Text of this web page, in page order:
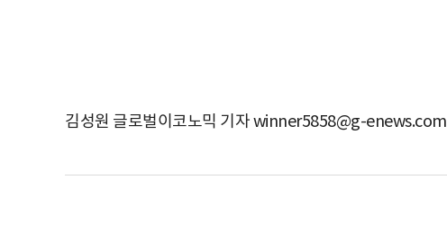
김성원 글로벌이코노믹 기자 winner5858@g-enews.com